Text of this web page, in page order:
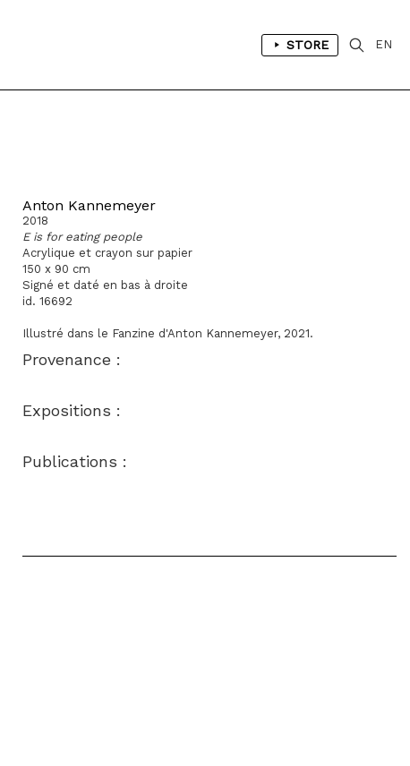
STORE EN
Anton Kannemeyer
2018
E is for eating people
Acrylique et crayon sur papier
150 x 90 cm
Signé et daté en bas à droite
id. 16692
Illustré dans le Fanzine d'Anton Kannemeyer, 2021.
Provenance :
Expositions :
Publications :